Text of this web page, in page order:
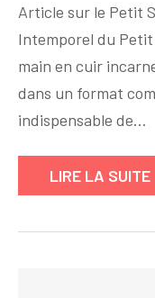
Article sur le Petit
Intemporel du Petit
main en cuir
dans un format
indispensable de…
LIRE LA SUITE